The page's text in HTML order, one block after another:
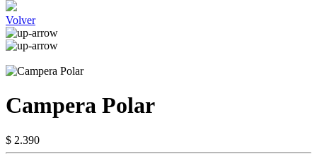
Volver
Campera Polar
$ 2.390